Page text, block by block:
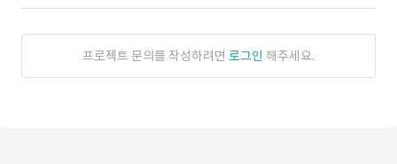
프로젝트 문의를 작성하려면 로그인 해주세요.